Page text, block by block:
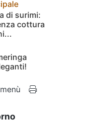
di surimi:
cottura